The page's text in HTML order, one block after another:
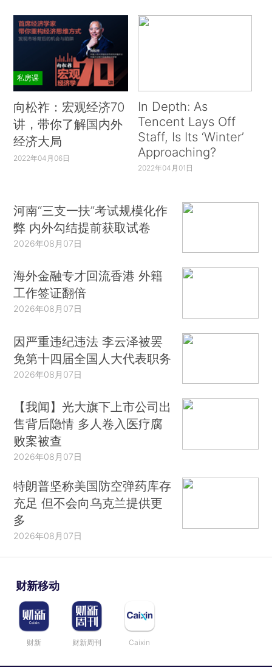
私房课
向松祚：宏观经济70
讲，带你了解国内外
经济大局
2022年04月06日
In Depth: As
Tencent Lays Off
Staff, Is Its ‘Winter’
Approaching?
2022年04月01日
河南“三支一扶”考试规模化作
弊 内外勾结提前获取试卷
2026年08月07日
海外金融专才回流香港 外籍
工作签证翻倍
2026年08月07日
因严重违纪违法 李云泽被罢
免第十四届全国人大代表职务
2026年08月07日
【我闻】光大旗下上市公司出
售背后隐情 多人卷入医疗腐
败案被查
2026年08月07日
特朗普坚称美国防空弹药库存
充足 但不会向乌克兰提供更
多
2026年08月07日
财新移动
财新 财新周刊 Caixin